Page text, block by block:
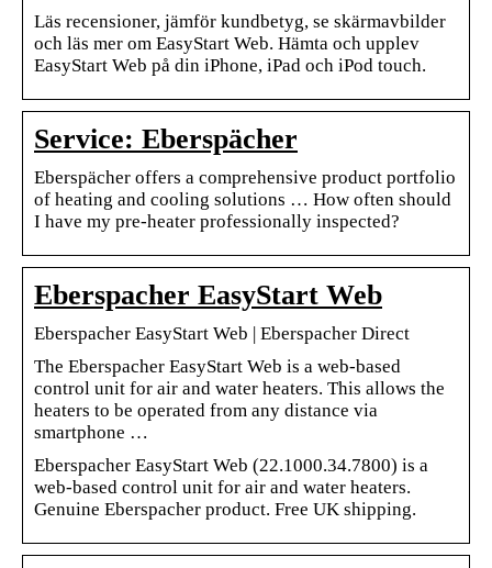
Läs recensioner, jämför kundbetyg, se skärmavbilder
och läs mer om EasyStart Web. Hämta och upplev
EasyStart Web på din iPhone, iPad och iPod touch.
Service: Eberspächer
Eberspächer offers a comprehensive product portfolio
of heating and cooling solutions … How often should
I have my pre-heater professionally inspected?
Eberspacher EasyStart Web
Eberspacher EasyStart Web | Eberspacher Direct
The Eberspacher EasyStart Web is a web-based
control unit for air and water heaters. This allows the
heaters to be operated from any distance via
smartphone …
Eberspacher EasyStart Web (22.1000.34.7800) is a
web-based control unit for air and water heaters.
Genuine Eberspacher product. Free UK shipping.